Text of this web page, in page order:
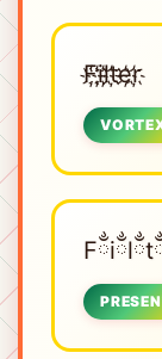
F҉i҉l҉t҉e҉r҉